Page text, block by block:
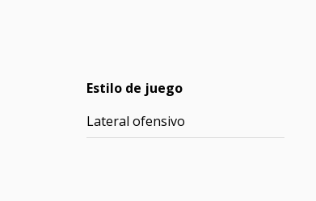
Estilo de juego
Lateral ofensivo